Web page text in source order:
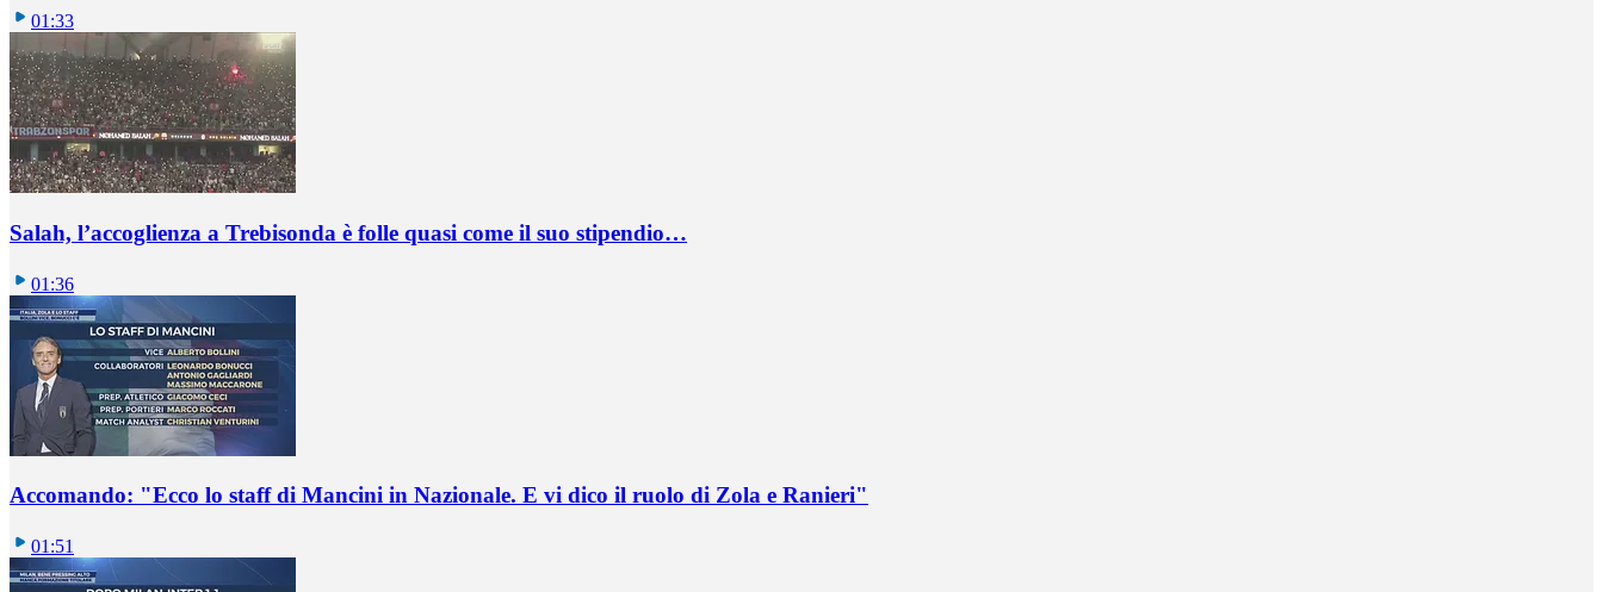
01:33
Salah, l’accoglienza a Trebisonda è folle quasi come il suo stipendio…
01:36
Accomando: "Ecco lo staff di Mancini in Nazionale. E vi dico il ruolo di Zola e Ranieri"
01:51